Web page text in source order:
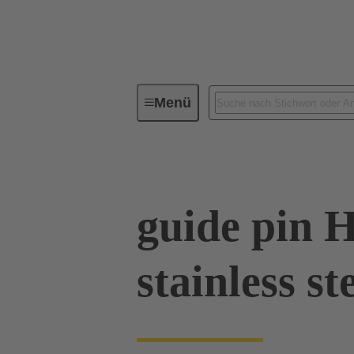
MenüIndustrie-Steckverbinder / Han®
guide pin
stainless